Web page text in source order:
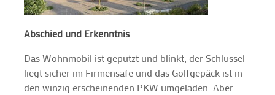
Abschied und Erkenntnis
Das Wohnmobil ist geputzt und blinkt, der Schlüssel
liegt sicher im Firmensafe und das Golfgepäck ist in
den winzig erscheinenden PKW umgeladen. Aber